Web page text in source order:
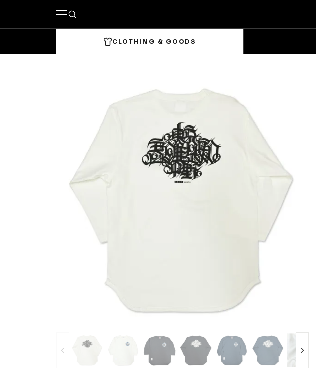
CLOTHING & GOODS
Bottoms
Headwear Bags & Pouches
Accessories & Goods
Parts & Accessories
MEDIA & PROJECTS
Projects & Events
FESN FESN laboratory W.P.S.I 九五館 -KYUGOKAN-
CLOTHING & GOODS